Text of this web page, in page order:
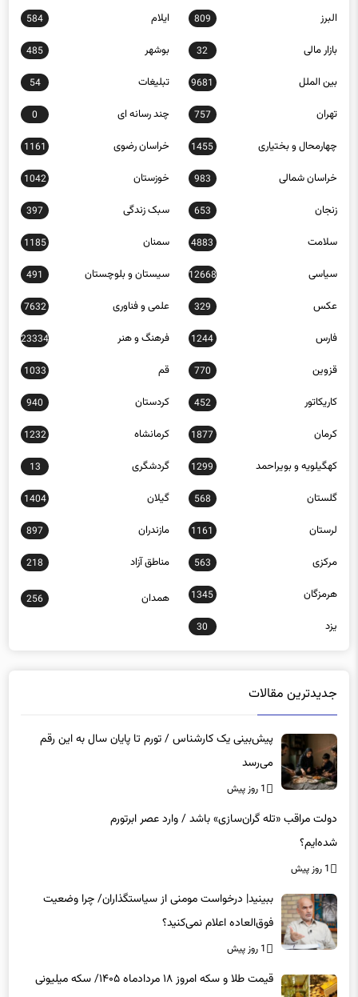
البرز 809 ایلام 584
بازار مالی 32 بوشهر 485
بین الملل 9681 تبلیغات 54
تهران 757 چند رسانه ای 0
چهارمحال و بختیاری 1455 خراسان رضوی 1161
خراسان شمالی 983 خوزستان 1042
زنجان 653 سبک زندگی 397
سلامت 4883 سمنان 1185
سیاسی 12668 سیستان و بلوچستان 491
عکس 329 علمی و فناوری 7632
فارس 1244 فرهنگ و هنر 23334
قزوین 770 قم 1033
کاریکاتور 452 کردستان 940
کرمان 1877 کرمانشاه 1232
کهگیلویه و بویراحمد 1299 گردشگری 13
گلستان 568 گیلان 1404
لرستان 1161 مازندران 897
مرکزی 563 مناطق آزاد 218
هرمزگان 1345 همدان 256
یزد 30
جدیدترین مقالات
پیش‌بینی یک کارشناس / تورم تا پایان سال به این رقم
می‌رسد
1 روز پیش
دولت مراقب «تله گران‌سازی» باشد / وارد عصر ابرتورم
شده‌ایم؟
1 روز پیش
ببینید| درخواست مومنی از سیاستگذاران/ چرا وضعیت
فوق‌العاده اعلام نمی‌کنید؟
1 روز پیش
قیمت طلا و سکه امروز ۱۸ مردادماه ۱۴۰۵/ سکه میلیونی